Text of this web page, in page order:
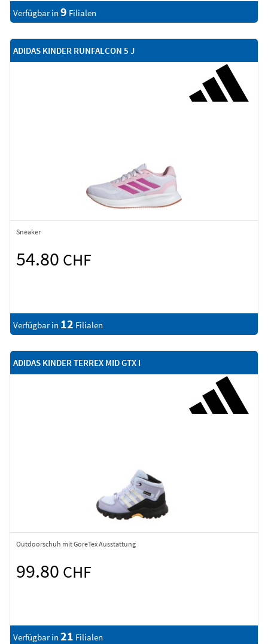
Verfügbar in 9 Filialen
ADIDAS KINDER RUNFALCON 5 J
Sneaker
54.80 CHF
Verfügbar in 12 Filialen
ADIDAS KINDER TERREX MID GTX I
Outdoorschuh mit GoreTex Ausstattung
99.80 CHF
Verfügbar in 21 Filialen